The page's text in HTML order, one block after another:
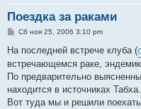
Поездка за раками
С
о
щ
е
н
и
е
Сб ноя 25, 2006 3:10 pm
На последней встрече клуба (
встречающемся раке,
По предварительно
находится в источниках Табха.
Вот туда мы и решили